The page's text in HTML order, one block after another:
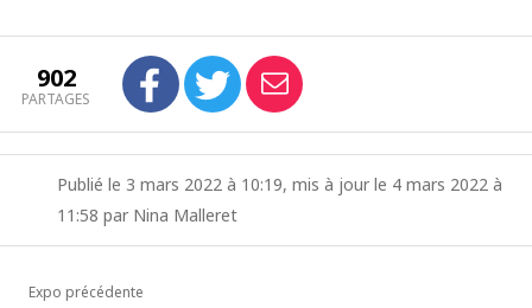
902
PARTAGES
Publié le 3 mars 2022 à 10:19, mis à jour le 4 mars 2022 à
11:58 par Nina Malleret
Expo précédente